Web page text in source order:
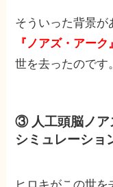
そういった背景が
『ノアズ・アーク』
世を去ったのです。
③ 人工頭脳ノア
シミュレーショ
ヒロキがこの世